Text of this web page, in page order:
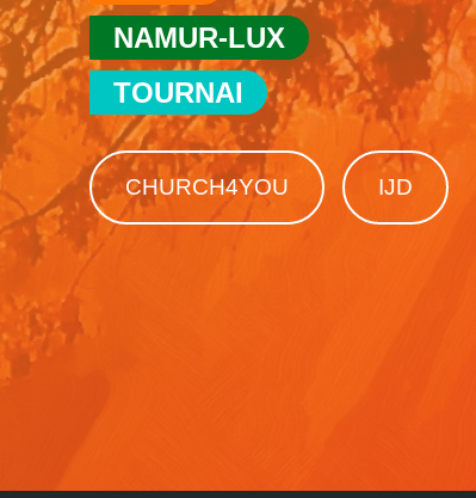
NAMUR-LUX
TOURNAI
CHURCH4YOU IJD